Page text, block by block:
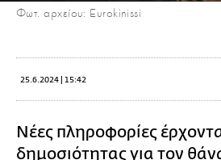
Φωτ. αρχείου: Eurokinissi
25.6.2024 | 15:42
Νέες πληροφορίες
δημοσιότητας για τον